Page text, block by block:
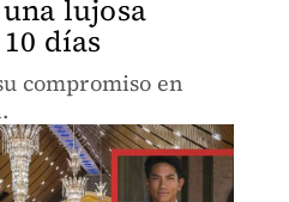
lujosa
días
compromiso en